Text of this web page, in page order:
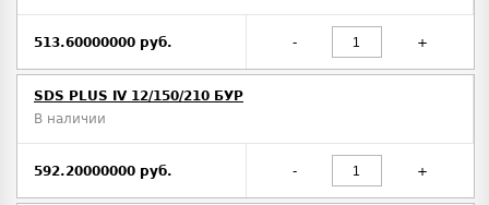
513.60000000 руб. - +
SDS PLUS IV 12/150/210 БУР
В наличии
592.20000000 руб. - +